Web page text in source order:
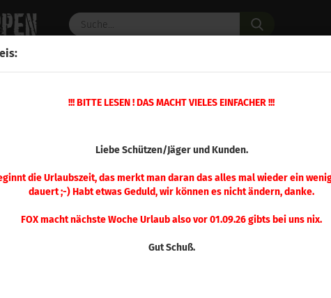
!!! BITTE LESEN ! DAS MACHT VIELES EINFACHER !!!
Liebe Schützen/Jäger und Kunden.
die Urlaubszeit, das merkt man daran das alles mal wieder ein
dauert ;-) Habt etwas Geduld, wir können es nicht ändern, danke.
FOX macht nächste Woche Urlaub also vor 01.09.26 gibts bei uns nix.
Gut Schuß.
ZOOM Pufferpatronen » Kurzwaffe » A-Zoom .10 mm Auto Pufferpatrone 5 Stück
A-
Stück